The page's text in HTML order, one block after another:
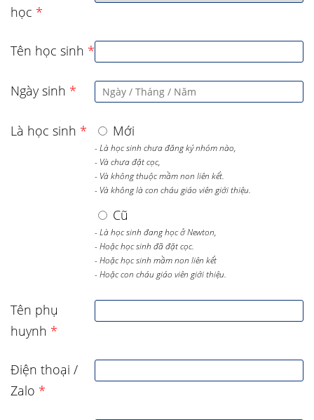
học *
Tên học sinh *
Ngày sinh *
Là học sinh * Mới
- Là học sinh chưa đăng ký nhóm nào,
- Và chưa đặt cọc,
- Và không thuộc mầm non liên kết.
- Và không là con cháu giáo viên giới thiệu.
Cũ
- Là học sinh đang học ở Newton,
- Hoặc học sinh đã đặt cọc.
- Hoặc học sinh mầm non liên kết
- Hoặc con cháu giáo viên giới thiệu.
Tên phụ
huynh *
Điện thoại /
Zalo *